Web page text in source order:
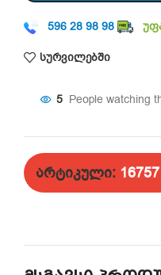
596 28 98 98
სურვილებში
7 People watching
არტიკული: 16757